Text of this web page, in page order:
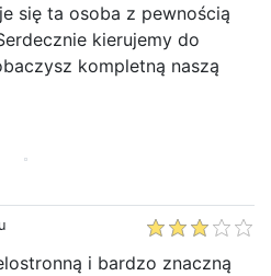
się ta osoba z pewnością
kierujemy do
kompletną naszą
i bardzo znaczną